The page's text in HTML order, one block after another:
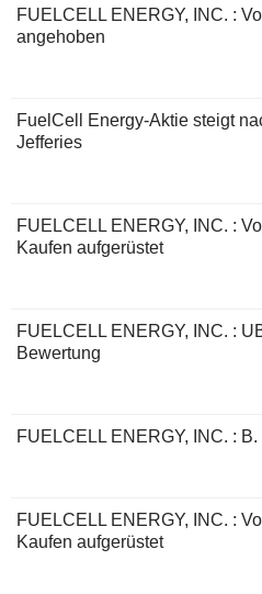
FUELCELL ENERGY, INC. :
angehoben
FuelCell Energy-Aktie steigt
Jefferies
FUELCELL ENERGY, INC. :
Kaufen aufgerüstet
FUELCELL ENERGY, INC. :
Bewertung
FUELCELL ENERGY, INC. :
FUELCELL ENERGY, INC. :
Kaufen aufgerüstet